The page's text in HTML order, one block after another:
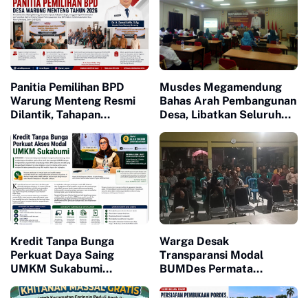
Panitia Pemilihan BPD
Warung Menteng Resmi
Dilantik, Tahapan
Musdes Megamendung
Bahas Arah Pembangunan
Desa, Libatkan Seluruh
Kredit Tanpa Bunga
Perkuat Daya Saing
UMKM Sukabumi
Warga Desak
Transparansi Modal
BUMDes Permata